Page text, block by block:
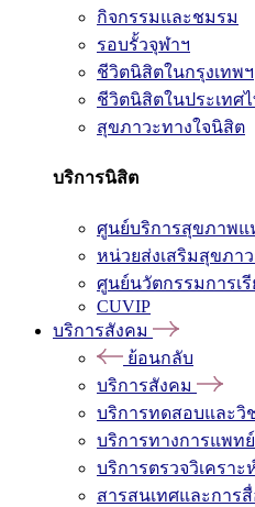
กิจกรรมและชมรม
รอบรั้วจุฬาฯ
ชีวิตนิสิตในกรุงเทพฯ
ชีวิตนิสิตในประเทศ
สุขภาวะทางใจนิสิต
บริการนิสิต
ศูนย์บริการสุขภาพแ
หน่วยส่งเสริมสุขภา
ศูนย์นวัตกรรมการเรี
CUVIP
บริการสังคม
ย้อนกลับ
บริการสังคม
บริการทดสอบและวิ
บริการทางการแพทย์
บริการตรวจวิเครา
สารสนเทศและการ